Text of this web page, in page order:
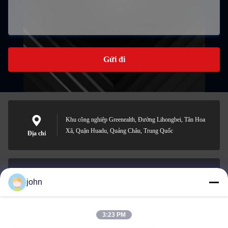
Gửi đi
Địa chỉ
Khu công nghiệp Greenealth, Đường Lihongbei, Tân Hoa
Xã, Quận Huadu, Quảng Châu, Trung Quốc
john
3:23 PM